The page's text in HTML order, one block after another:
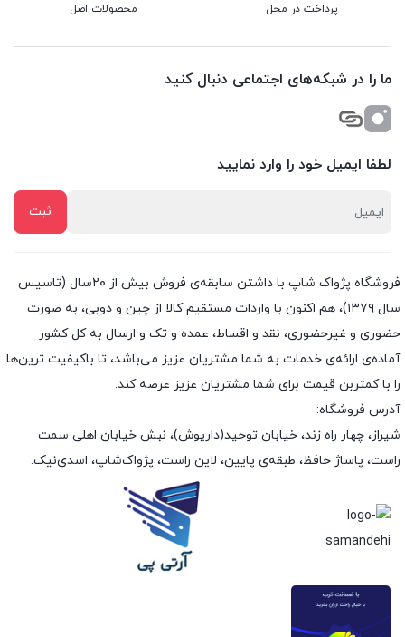
پرداخت در محل محصولات اصل
ما را در شبکه‌های اجتماعی دنبال کنید
لطفا ایمیل خود را وارد نمایید
فروشگاه پژواک شاپ با داشتن سابقه‌ی فروش بیش از ۲۰سال (تاسیس
سال ۱۳۷۹)، هم اکنون با واردات مستقیم کالا از چین و دوبی، به صورت
حضوری و غیرحضوری، نقد و اقساط، عمده و تک و ارسال به کل کشور
آماده‌ی ارائه‌ی خدمات به شما مشتریان عزیز می‌باشد، تا باکیفیت ترین‌ها
را با کمتربن قیمت برای شما مشتریان عزیز عرضه کند.
آدرس فروشگاه:
شیراز، چهار راه زند، خیابان توحید(داریوش)، نبش خیابان اهلی سمت
راست، پاساژ حافظ، طبقه‌ی پایین، لاین راست، پژواک‌شاپ، اسدی‌نیک.